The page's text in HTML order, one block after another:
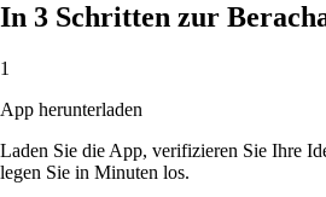
In 3 Schritten zur
1
App herunterladen
Laden Sie die App, verifizieren Sie Ihre
legen Sie in Minuten los.